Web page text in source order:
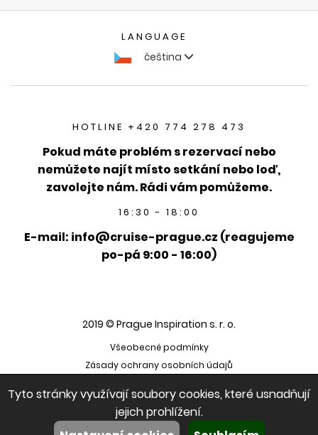
LANGUAGE
čeština
HOTLINE +420 774 278 473
Pokud máte problém s rezervací nebo
nemůžete najít místo setkání nebo loď,
zavolejte nám. Rádi vám pomůžeme.
16:30 - 18:00
E-mail: info@cruise-prague.cz (reagujeme
po-pá 9:00 - 16:00)
2019 © Prague Inspiration s. r. o.
Všeobecné podmínky
Zásady ochrany osobních údajů
Tyto stránky využívají soubory cookies, které usnadňují
jejich prohlížení.